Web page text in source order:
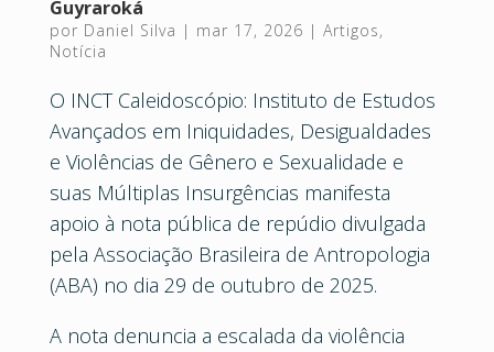
Guyraroká
por Daniel Silva | mar 17, 2026 | Artigos,
Notícia
O INCT Caleidoscópio: Instituto de Estudos
Avançados em Iniquidades, Desigualdades
e Violências de Gênero e Sexualidade e
suas Múltiplas Insurgências manifesta
apoio à nota pública de repúdio divulgada
pela Associação Brasileira de Antropologia
(ABA) no dia 29 de outubro de 2025.
A nota denuncia a escalada da violência